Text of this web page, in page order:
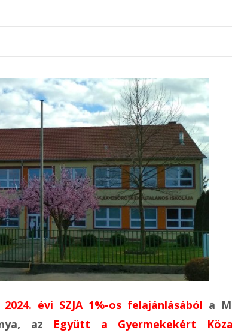
2024. évi SZJA 1%-os felajánlásából a
az Együtt a Gyermekekért